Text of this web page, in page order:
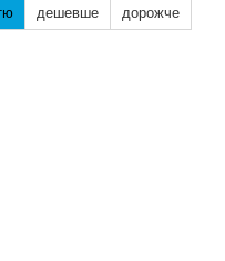
дешевше дорожче